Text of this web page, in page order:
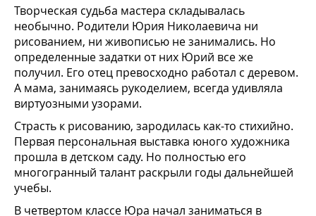
Творческая судьба мастера складывалась
необычно. Родители Юрия Николаевича ни
рисованием, ни живописью не занимались. Но
определенные задатки от них Юрий все же
получил. Его отец превосходно работал с деревом.
А мама, занимаясь рукоделием, всегда удивляла
виртуозными узорами.
Страсть к рисованию, зародилась как-то стихийно.
Первая персональная выставка юного художника
прошла в детском саду. Но полностью его
многогранный талант раскрыли годы дальнейшей
учебы.
В четвертом классе Юра начал заниматься в